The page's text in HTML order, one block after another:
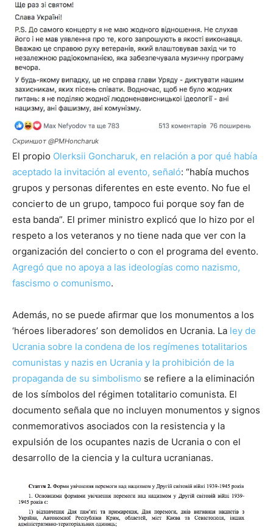
Скриншот @PMHoncharuk
El propio Olerksii Goncharuk, en relación a por qué había
aceptado la invitación al evento, señaló: “había muchos
grupos y personas diferentes en este evento. No fue el
concierto de un grupo, tampoco fui porque soy fan de
esta banda”. El primer ministro explicó que lo hizo por el
respeto a los veteranos y no tiene nada que ver con la
organización del concierto o con el programa del evento.
Agregó que no apoya a las ideologías como nazismo,
fascismo o comunismo.
Además, no se puede afirmar que los monumentos a los
‘héroes liberadores’ son demolidos en Ucrania. La ley de
Ucrania sobre la condena de los regímenes totalitarios
comunistas y nazis en Ucrania y la prohibición de la
propaganda de su simbolismo se refiere a la eliminación
de los símbolos del régimen totalitario comunista. El
documento señala que no incluyen monumentos y signos
conmemorativos asociados con la resistencia y la
expulsión de los ocupantes nazis de Ucrania o con el
desarrollo de la ciencia y la cultura ucranianas.